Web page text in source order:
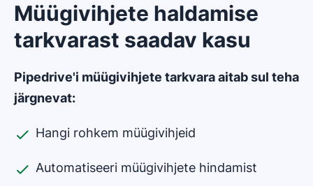
Müügivihjete haldamise
tarkvarast saadav kasu
Pipedrive'i müügivihjete tarkvara aitab sul teha
järgnevat:
Hangi rohkem müügivihjeid
Automatiseeri müügivihjete hindamist